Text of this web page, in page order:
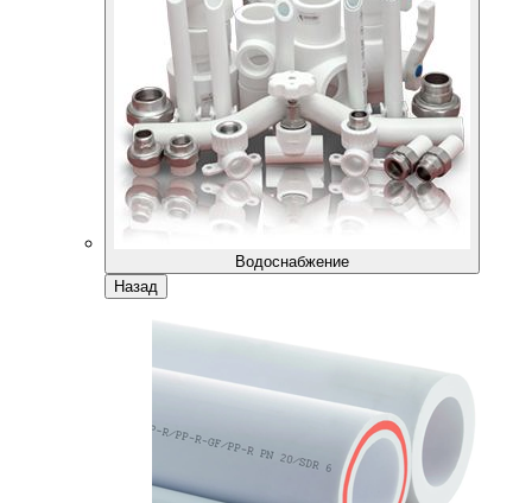
Водоснабжение
Назад